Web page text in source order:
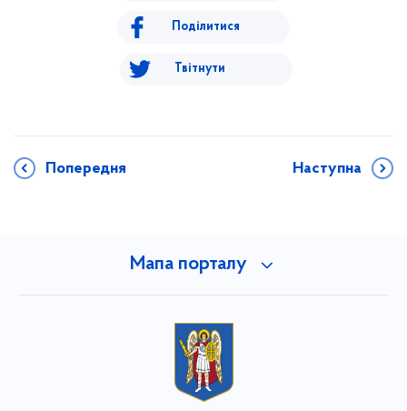
Поділитися
Твітнути
Попередня Наступна
Мапа порталу